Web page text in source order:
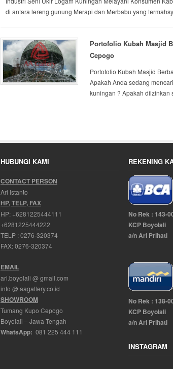
di antara lereng gunung Merapi dan Merbabu yang
Portofolio Kubah Masjid
Cepogo
Portofolio Kubah Masjid
Apakah Anda sedang
kuningan ? Apakah diizinkan
HUBUNGI KAMI
CONTACT PERSON
Ari Istanto
HP, TELP, FAX
HP: +6281225444111
+6281225444222
TELP :0276-320374
FAX: 0276-320374
EMAIL
ari.boyolali @ gmail.com
info @ aagallery.co.id
SHOWROOM
Tumang Kupo Cepogo
Boyolali – Jawa Tengah
WhatsApp: 081 225 444 111
REKENING
No Rek : 143-
KCP Boyolali
a/n Ari Prihati
No Rek : 138-
KCP Boyolali
a/n Ari Prihati
INSTAGRAM